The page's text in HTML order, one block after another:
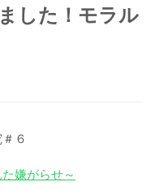
した！モラル
６
嫌がらせ～